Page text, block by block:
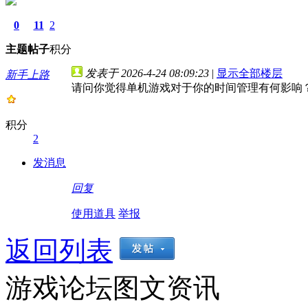
0
主题
11
帖子
2
积分
新手上路
积分
2
发消息
发表于 2026-4-24 08:09:23 | 显示全部楼层
请问你觉得单机游戏对于你的时间管理有何影响
回复
使用道具 举报
返回列表
游戏论坛图文资讯